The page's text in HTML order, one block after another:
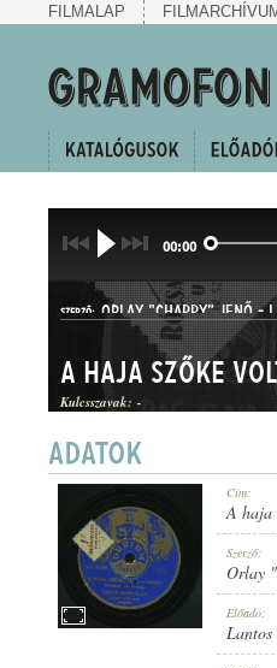
FILMALAP
00:00
SZERZŐ: ORLAY "CHAPPY" JENŐ-
A haja szőke
Kulcsszavak: -
Cím:
A haja
Szerző:
Orlay
Előadó: